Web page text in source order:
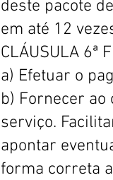
deste pacote
em até 12
CLÁUSULA 6ª
a) Efetuar o
b) Fornecer
serviço.
apontar
forma correta